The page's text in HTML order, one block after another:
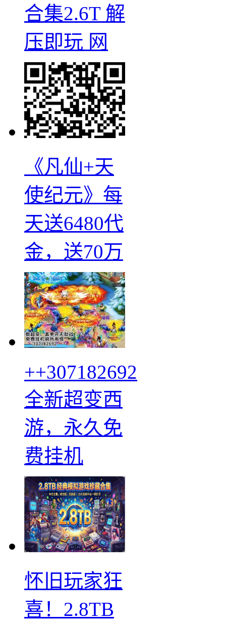
合集2.6T 解
压即玩 网
《凡仙+天
使纪元》每
天送6480代
金，送70万
++307182692
全新超变西
游，永久免
费挂机
怀旧玩家狂
喜！2.8TB